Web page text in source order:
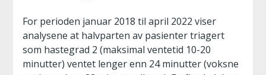
For perioden januar 2018 til april 2022 viser
analysene at halvparten av pasienter triagert
som hastegrad 2 (maksimal ventetid 10-20
minutter) ventet lenger enn 24 minutter (voksne